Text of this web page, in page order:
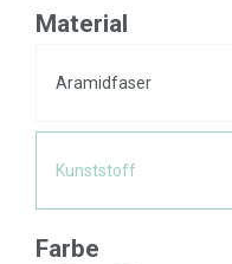
Material
Aramidfaser
Kunststoff
Farbe